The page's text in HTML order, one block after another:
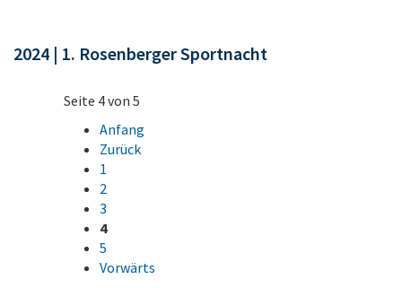
2024 | 1. Rosenberger Sportnacht
Seite 4 von 5
Anfang
Zurück
1
2
3
4
5
Vorwärts